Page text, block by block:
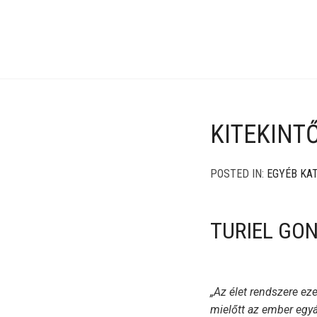
POSTED IN: EGYÉB
TURIEL
„Az élet rendszere
mielőtt az ember